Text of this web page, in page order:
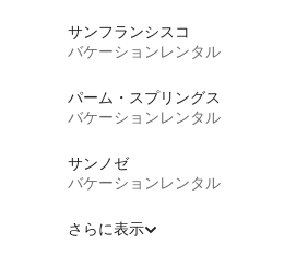
サンフランシスコ
バケーションレンタル
パーム・スプリングス
バケーションレンタル
サンノゼ
バケーションレンタル
さらに表示